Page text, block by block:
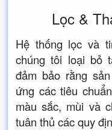
Lọc &
Hệ thống lọc và
chúng tôi loại bỏ
đảm bảo rằng
ứng các tiêu
màu sắc, mùi và
tuân thủ các quy